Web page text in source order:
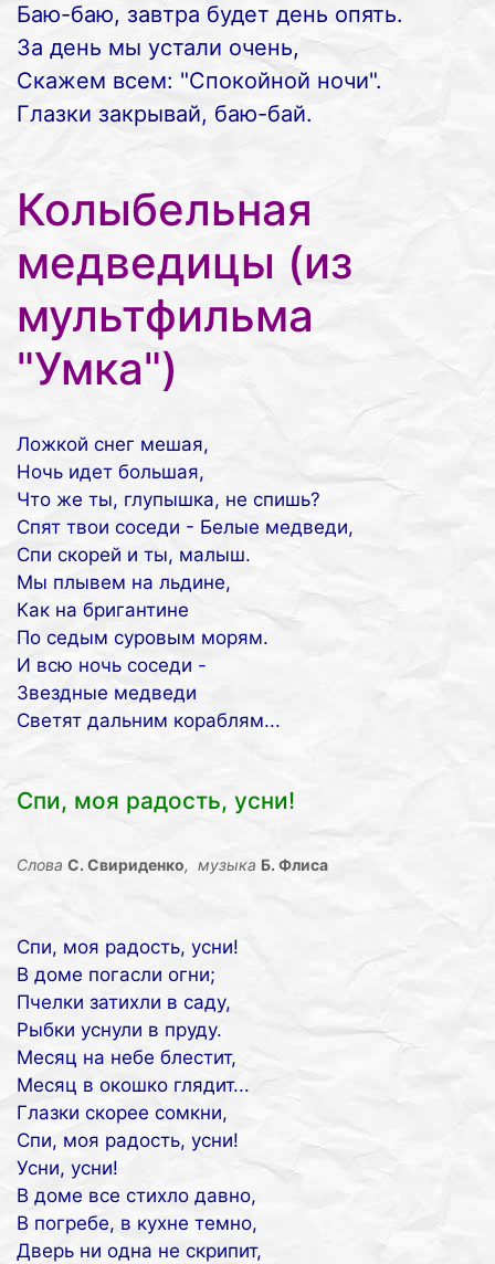
Баю-баю, завтра будет день опять.
За день мы устали очень,
Скажем всем: "Спокойной ночи".
Глазки закрывай, баю-бай.
Колыбельная
медведицы (из
мультфильма
"Умка")
Ложкой снег мешая,
Ночь идет большая,
Что же ты, глупышка, не спишь?
Спят твои соседи - Белые медведи,
Спи скорей и ты, малыш.
Мы плывем на льдине,
Как на бригантине
По седым суровым морям.
И всю ночь соседи -
Звездные медведи
Светят дальним кораблям...
Спи, моя радость, усни!
Слова С. Свириденко, музыка Б. Флиса
Спи, моя радость, усни!
В доме погасли огни;
Пчелки затихли в саду,
Рыбки уснули в пруду.
Месяц на небе блестит,
Месяц в окошко глядит...
Глазки скорее сомкни,
Спи, моя радость, усни!
Усни, усни!
В доме все стихло давно,
В погребе, в кухне темно,
Дверь ни одна не скрипит,